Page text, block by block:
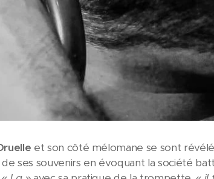
et son côté mélomane se sont
ses souvenirs en évoquant la société